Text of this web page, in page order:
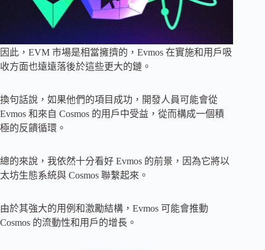
因此，EVM 市場是相當擁擠的，Evmos 在實施和用戶吸
收方面也遠遠落後於這些更大的鏈。
換句話說，如果他們的項目成功，開發人員可能會從
Evmos 和來自 Cosmos 的用戶中受益，從而構成一個積
極的反饋循環。
總的來說，我依然十分看好 Evmos 的前景，因為它將以
太坊生態系統與 Cosmos 聯繫起來。
由於其強大的用例和激勵結構，Evmos 可能會推動
Cosmos 的流動性和用戶的增長。